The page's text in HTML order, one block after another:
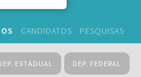
CANDIDATOS PESQUISAS
ESTADUAL DEP. FEDERAL